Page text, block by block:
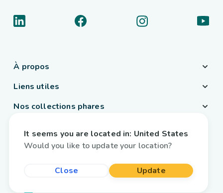
À propos
Liens utiles
Nos collections phares
Belgique Français
It seems you are located in: United States
Would you like to update your location?
Close Update